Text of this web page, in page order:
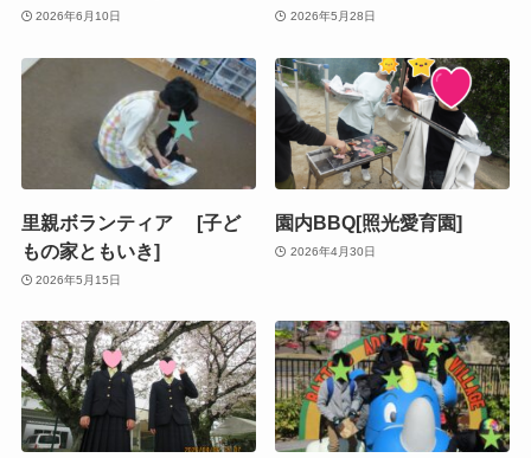
2026年6月10日 2026年5月28日
里親ボランティア [子ど
もの家ともいき]
2026年5月15日
園内BBQ[照光愛育園]
2026年4月30日